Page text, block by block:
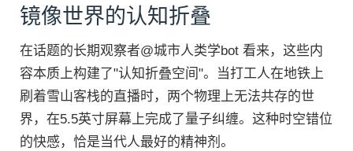
镜像世界的认知折叠
在话题的长期观察者@城市人类学bot 看来，这些内
容本质上构建了"认知折叠空间"。当打工人在地铁上
刷着雪山客栈的直播时，两个物理上无法共存的世
界，在5.5英寸屏幕上完成了量子纠缠。这种时空错位
的快感，恰是当代人最好的精神剂。